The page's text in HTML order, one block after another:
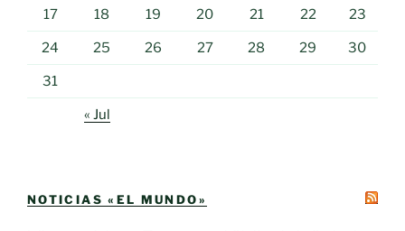
17 18 19 20 21 22 23
24 25 26 27 28 29 30
31
« Jul
NOTICIAS «EL MUNDO»